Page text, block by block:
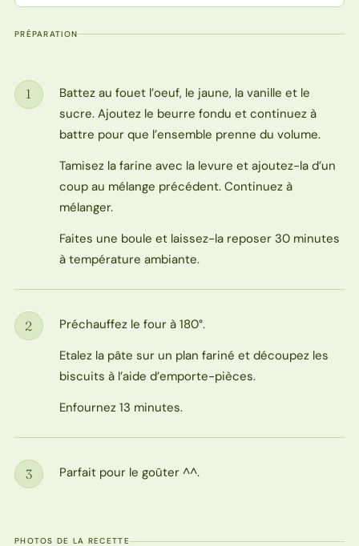
PRÉPARATION
Étape
1
Battez au fouet l’oeuf, le jaune, la vanille et le
sucre. Ajoutez le beurre fondu et continuez à
battre pour que l’ensemble prenne du volume.
Tamisez la farine avec la levure et ajoutez-la d’un
coup au mélange précédent. Continuez à
mélanger.
Faites une boule et laissez-la reposer 30 minutes
à température ambiante.
Étape
2
Préchauffez le four à 180°.
Etalez la pâte sur un plan fariné et découpez les
biscuits à l’aide d’emporte-pièces.
Enfournez 13 minutes.
Étape
3 Parfait pour le goûter ^^.
PHOTOS DE LA RECETTE